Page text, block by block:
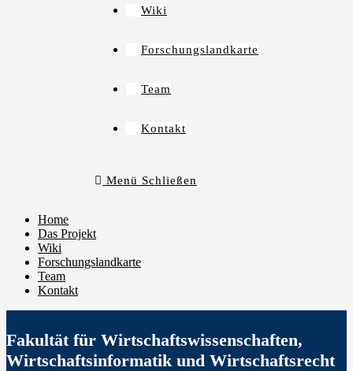
Wiki
Forschungslandkarte
Team
Kontakt
Menü Schließen
Home
Das Projekt
Wiki
Forschungslandkarte
Team
Kontakt
Fakultät für Wirtschaftswissenschaften,
Wirtschaftsinformatik und Wirtschaftsrecht